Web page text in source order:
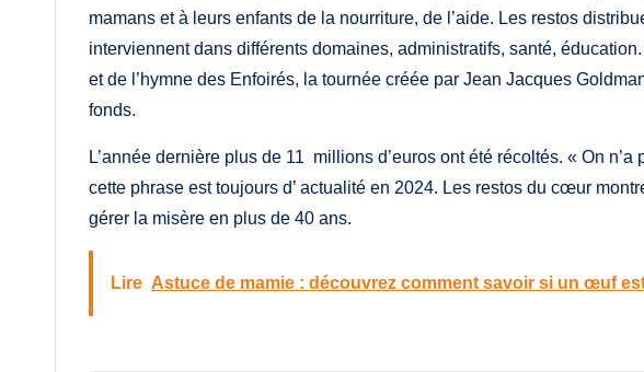
mamans et à leurs enfants de la nourriture, de l’aide. Les restos
interviennent dans différents domaines, administratifs, santé,
et de l’hymne des Enfoirés, la tournée créée par Jean Jacques
fonds.
L’année dernière plus de 11 millions d’euros ont été récoltés. « On n’a
cette phrase est toujours d’ actualité en 2024. Les restos du cœur
gérer la misère en plus de 40 ans.
Lire Astuce de mamie : découvrez comment savoir si un œuf